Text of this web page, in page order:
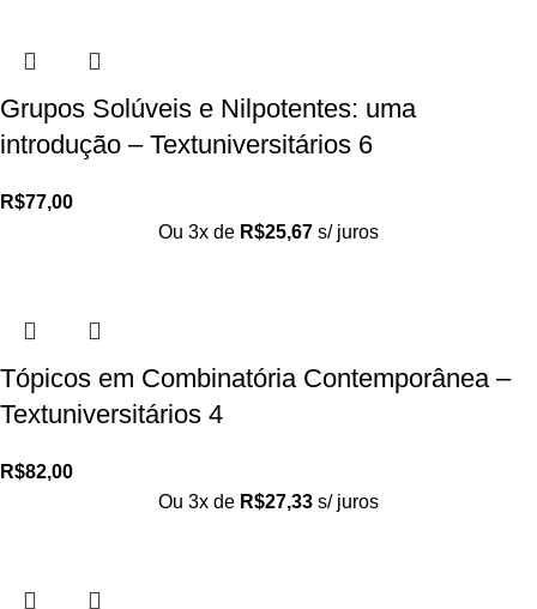
Grupos Solúveis e Nilpotentes: uma
introdução – Textuniversitários 6
R$77,00
Ou 3x de R$25,67 s/ juros
Tópicos em Combinatória Contemporânea –
Textuniversitários 4
R$82,00
Ou 3x de R$27,33 s/ juros